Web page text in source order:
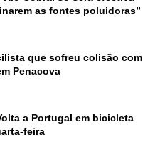
as fontes poluidoras”
que sofreu colisão com
Penacova
a Portugal em bicicleta
feira